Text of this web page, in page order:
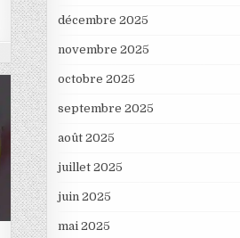
décembre 2025
novembre 2025
octobre 2025
septembre 2025
août 2025
juillet 2025
juin 2025
mai 2025